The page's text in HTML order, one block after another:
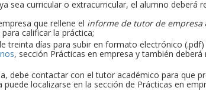
sea curricular o extracurricular, el alumno deberá
que rellene el informe de tutor de empresa
calificar la práctica;
treinta días para subir en formato electrónico
, sección Prácticas en empresa y también
debe contactar con el tutor académico para que
localizarse en la sección de Prácticas en